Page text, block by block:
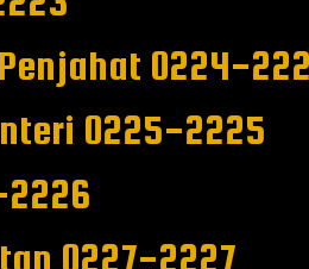
0224-
0225-2225
0227-2227